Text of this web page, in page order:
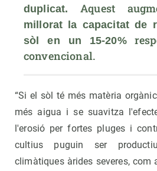
duplicat.
Aquest
millorat la capacitat de
sòl en un 15-20%
convencional.
“Si el sòl té més matèria
més aigua i se suavitza
l'erosió per fortes pluges i
cultius puguin ser
climàtiques àrides severes, com